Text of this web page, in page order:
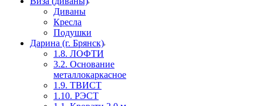
Диваны
Кресла
Подушки
Дарина (г. Брянск)
1.8. ЛОФТИ
3.2. Основание
металлокаркасное
1.9. ТВИСТ
1.10. РЭСТ